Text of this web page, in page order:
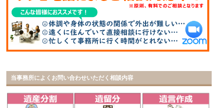
当事務所によくお問い合わせいただく相談内容